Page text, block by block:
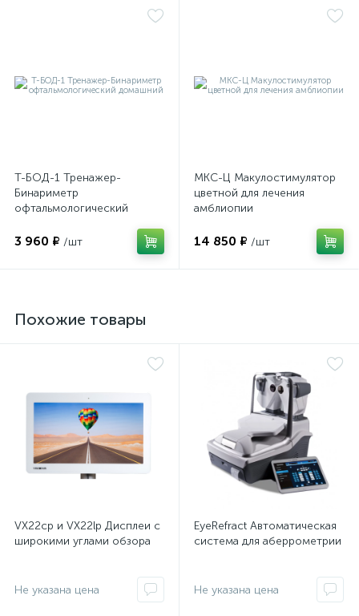
Т-БОД-1 Тренажер-
Бинариметр
офтальмологический
3 960 ₽ /шт
МКС-Ц Макулостимулятор
цветной для лечения
амблиопии
14 850 ₽ /шт
Похожие товары
VX22cp и VX22lp Дисплеи с
широкими углами обзора
Не указана цена
EyeRefract Автоматическая
система для аберрометрии
Не указана цена